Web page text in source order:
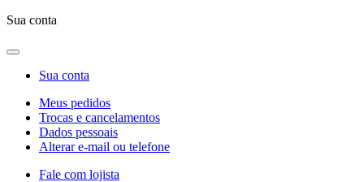
Sua conta
Sua conta
Meus pedidos
Trocas e cancelamentos
Dados pessoais
Alterar e-mail ou telefone
Fale com lojista